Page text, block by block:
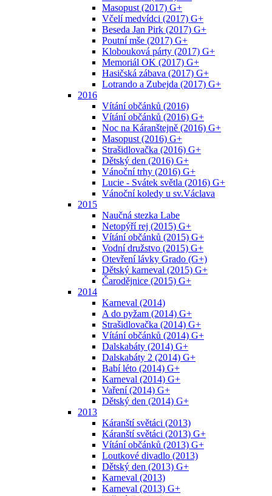
Masopust (2017) G+
Včelí medvídci (2017) G+
Beseda Jan Pirk (2017) G+
Poutní mše (2017) G+
Klobouková párty (2017) G+
Memoriál OK (2017) G+
Hasičská zábava (2017) G+
Lotrando a Zubejda (2017) G+
2016
Vítání občánků (2016)
Vítání občánků (2016) G+
Noc na Káranštejně (2016) G+
Masopust (2016) G+
Strašidlovačka (2016) G+
Dětský den (2016) G+
Vánoční trhy (2016) G+
Lucie - Svátek světla (2016) G+
Vánoční koledy u sv.Václava
2015
Naučná stezka Labe
Netopýří rej (2015) G+
Vítání občánků (2015) G+
Vodní družstvo (2015) G+
Otevření lávky Grado (G+)
Dětský karneval (2015) G+
Čarodějnice (2015) G+
2014
Karneval (2014)
A do pyžam (2014) G+
Strašidlovačka (2014) G+
Vítání občánků (2014) G+
Dalskabáty (2014) G+
Dalskabáty 2 (2014) G+
Babí léto (2014) G+
Karneval (2014) G+
Vaření (2014) G+
Dětský den (2014) G+
2013
Káranští světáci (2013)
Káranští světáci (2013) G+
Vítání občánků (2013) G+
Loutkové divadlo (2013)
Dětský den (2013) G+
Karneval (2013)
Karneval (2013) G+